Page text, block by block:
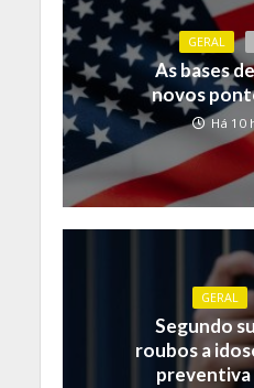
GERAL
As bases
novos
Há 10
GERAL
Segundo
roubos a
preventiva